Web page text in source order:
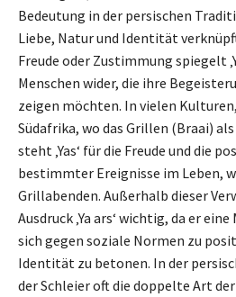
Bedeutung in der persischen
Liebe, Natur und Identität
Freude oder Zustimmung spiegelt
Menschen wider, die ihre
zeigen möchten. In vielen
Südafrika, wo das Grillen (Braai)
steht ‚Yas‘ für die Freude und die
bestimmter Ereignisse im Leben,
Grillabenden. Außerhalb dieser
Ausdruck ‚Ya ars‘ wichtig, da er
sich gegen soziale Normen zu
Identität zu betonen. In der
der Schleier oft die doppelte Art